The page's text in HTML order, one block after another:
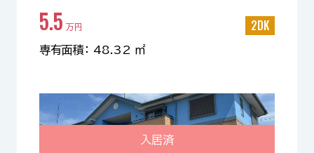
5.5 万円 2DK
専有面積： 48.32 ㎡
入居済